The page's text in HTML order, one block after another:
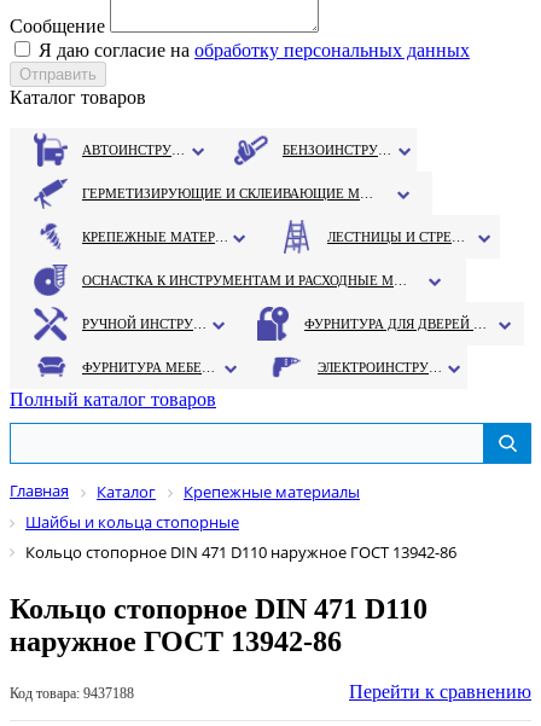
Сообщение
Я даю согласие на обработку персональных данных
Каталог товаров
Полный каталог товаров
Главная Каталог
Крепежные материалы
Шайбы и кольца стопорные
Кольцо стопорное DIN 471 D110 наружное ГОСТ 13942-86
Кольцо стопорное DIN 471 D110
наружное ГОСТ 13942-86
Код товара: 9437188 Перейти к сравнению